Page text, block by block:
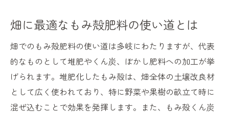
畑に最適なもみ殻肥料の使い道とは
畑でのもみ殻肥料の使い道は多岐にわたりますが、代表
的なものとして堆肥やくん炭、ぼかし肥料への加工が挙
げられます。堆肥化したもみ殻は、畑全体の土壌改良材
として広く使われており、特に野菜や果樹の畝立て時に
混ぜ込むことで効果を発揮します。また、もみ殻くん炭